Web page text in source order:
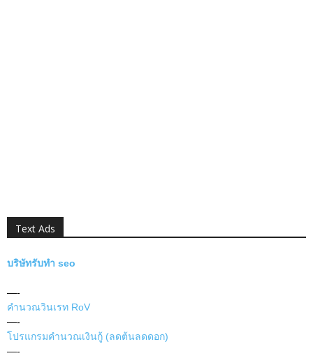
Text Ads
บริษัทรับทำ seo
—-
คำนวณวินเรท RoV
—-
โปรแกรมคำนวณเงินกู้ (ลดต้นลดดอก)
—-